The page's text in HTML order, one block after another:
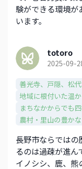
験ができる環境が
います。
totoro
2025-09-
善光寺、戸隠、松
地域に根付いた温
まちなかからでも
農村・里山の豊か
長野市ならでは
るのは過疎が進
イノシシ、鹿、